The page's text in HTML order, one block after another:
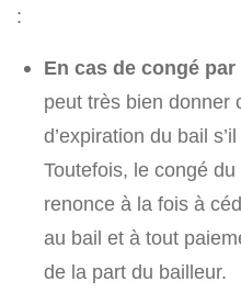
:
En cas de congé
peut très bien donner
d’expiration du bail
Toutefois, le congé
renonce à la fois à
au bail et à tout
de la part du bailleur.